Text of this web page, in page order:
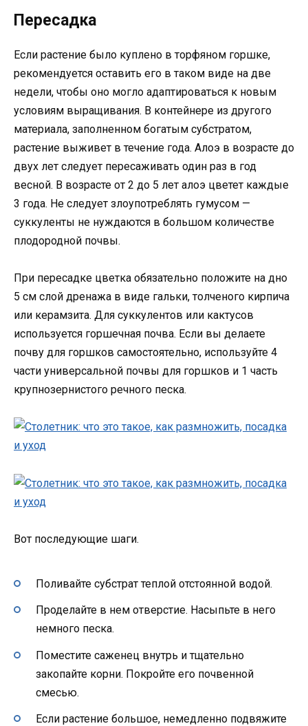
Пересадка
Если растение было куплено в торфяном горшке,
рекомендуется оставить его в таком виде на две
недели, чтобы оно могло адаптироваться к новым
условиям выращивания. В контейнере из другого
материала, заполненном богатым субстратом,
растение выживет в течение года. Алоэ в возрасте до
двух лет следует пересаживать один раз в год
весной. В возрасте от 2 до 5 лет алоэ цветет каждые
3 года. Не следует злоупотреблять гумусом —
суккуленты не нуждаются в большом количестве
плодородной почвы.
При пересадке цветка обязательно положите на дно
5 см слой дренажа в виде гальки, толченого кирпича
или керамзита. Для суккулентов или кактусов
используется горшечная почва. Если вы делаете
почву для горшков самостоятельно, используйте 4
части универсальной почвы для горшков и 1 часть
крупнозернистого речного песка.
Вот последующие шаги.
Поливайте субстрат теплой отстоянной водой.
Проделайте в нем отверстие. Насыпьте в него
немного песка.
Поместите саженец внутрь и тщательно
закопайте корни. Покройте его почвенной
смесью.
Если растение большое, немедленно подвяжите